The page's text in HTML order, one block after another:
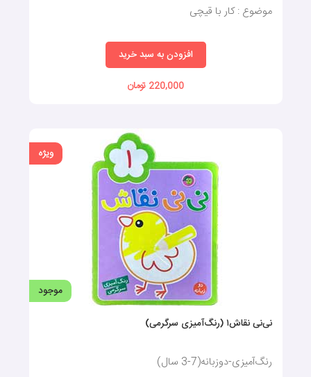
موضوع : کار با قیچی
افزودن به سبد خرید
220,000 تومان
موجود
ویژه
نی‌نی نقاش۱ (رنگ‌آمیزی سرگرمی)
رنگ‌آمیزی-دوزبانه(7-3 سال)